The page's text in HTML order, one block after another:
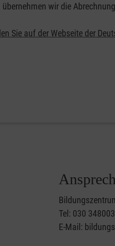
wir die
Sie auf der Webseite der
Tel: 030
E-Mail: